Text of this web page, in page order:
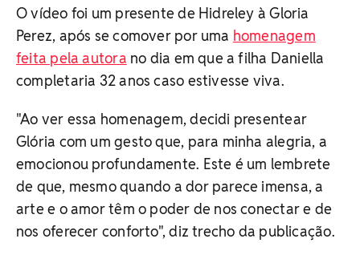
O vídeo foi um presente de Hidreley à Gloria
Perez, após se comover por uma homenagem
feita pela autora no dia em que a filha Daniella
completaria 32 anos caso estivesse viva.
"Ao ver essa homenagem, decidi presentear
Glória com um gesto que, para minha alegria, a
emocionou profundamente. Este é um lembrete
de que, mesmo quando a dor parece imensa, a
arte e o amor têm o poder de nos conectar e de
nos oferecer conforto", diz trecho da publicação.